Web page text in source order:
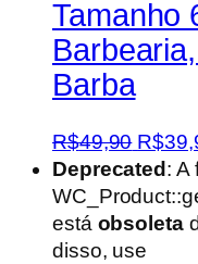
Tamanho
Barba
R$49,90 O
preço
era:
R$
Deprecated : A
está obsoleta
disso, use